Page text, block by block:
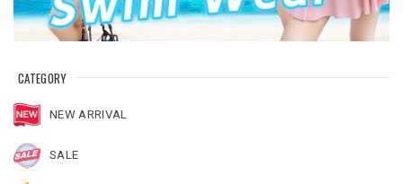
CATEGORY
NEW ARRIVAL
SALE